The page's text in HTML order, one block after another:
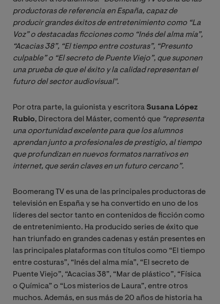
productoras de referencia en España, capaz de
producir grandes éxitos de entretenimiento como “La
Voz” o destacadas ficciones como “Inés del alma mía”,
“Acacias 38”, “El tiempo entre costuras”, “Presunto
culpable” o “El secreto de Puente Viejo”, que suponen
una prueba de que el éxito y la calidad representan el
futuro del sector audiovisual".
Por otra parte, la guionista y escritora Susana López
Rubio, Directora del Máster, comentó que “representa
una oportunidad excelente para que los alumnos
aprendan junto a profesionales de prestigio, al tiempo
que profundizan en nuevos formatos narrativos en
internet, que serán claves en un futuro cercano”.
Boomerang TV es una de las principales productoras de
televisión en España y se ha convertido en uno de los
líderes del sector tanto en contenidos de ficción como
de entretenimiento. Ha producido series de éxito que
han triunfado en grandes cadenas y están presentes en
las principales plataformas con títulos como “El tiempo
entre costuras”, “Inés del alma mía”, “El secreto de
Puente Viejo”, “Acacias 38”, “Mar de plástico”, “Física
o Química” o “Los misterios de Laura”, entre otros
muchos. Además, en sus más de 20 años de historia ha